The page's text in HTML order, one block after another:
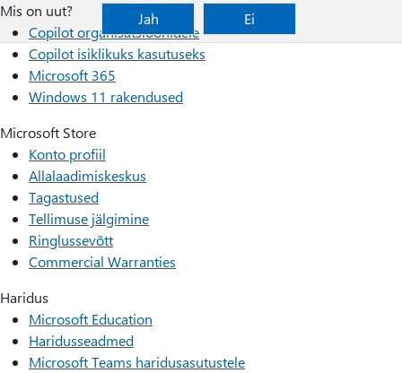
Jah
Ei
Mis on uut?
Copilot organisatsioonidele
Copilot isiklikuks kasutuseks
Microsoft 365
Windows 11 rakendused
Microsoft Store
Konto profiil
Allalaadimiskeskus
Tagastused
Tellimuse jälgimine
Ringlussevõtt
Commercial Warranties
Haridus
Microsoft Education
Haridusseadmed
Microsoft Teams haridusasutustele